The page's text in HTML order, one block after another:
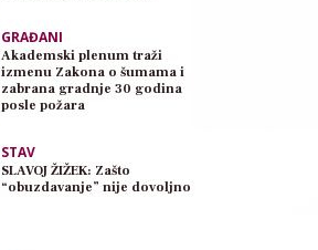
GRAĐANI
Akademski plenum traži
izmenu Zakona o šumama i
zabrana gradnje 30 godina
posle požara
STAV
SLAVOJ ŽIŽEK: Zašto
“obuzdavanje” nije dovoljno